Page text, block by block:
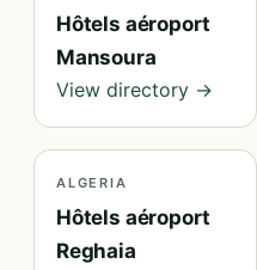
Hôtels aéroport
Mansoura
View directory →
ALGERIA
Hôtels aéroport
Reghaia